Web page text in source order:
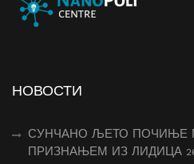
НОВОСТИ
СУНЧАНО ЉЕТО ПОЧИЊЕ
ПРИЗНАЊЕМ ИЗ ЛИДИЦА